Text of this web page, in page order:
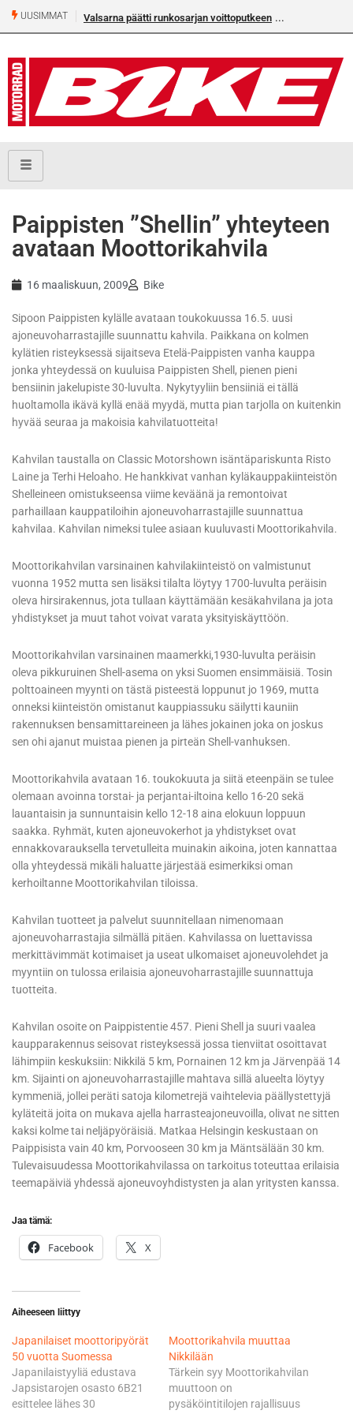
UUSIMMAT Valsarna päätti runkosarjan voittoputkeen
Paippisten ”Shellin” yhteyteen
avataan Moottorikahvila
16 maaliskuun, 2009 Bike
Sipoon Paippisten kylälle avataan toukokuussa 16.5. uusi
ajoneuvoharrastajille suunnattu kahvila. Paikkana on kolmen
kylätien risteyksessä sijaitseva Etelä-Paippisten vanha kauppa
jonka yhteydessä on kuuluisa Paippisten Shell, pienen pieni
bensiinin jakelupiste 30-luvulta. Nykytyyliin bensiiniä ei tällä
huoltamolla ikävä kyllä enää myydä, mutta pian tarjolla on kuitenkin
hyvää seuraa ja makoisia kahvilatuotteita!
Kahvilan taustalla on Classic Motorshown isäntäpariskunta Risto
Laine ja Terhi Heloaho. He hankkivat vanhan kyläkauppakiinteistön
Shelleineen omistukseensa viime keväänä ja remontoivat
parhaillaan kauppatiloihin ajoneuvoharrastajille suunnattua
kahvilaa. Kahvilan nimeksi tulee asiaan kuuluvasti Moottorikahvila.
Moottorikahvilan varsinainen kahvilakiinteistö on valmistunut
vuonna 1952 mutta sen lisäksi tilalta löytyy 1700-luvulta peräisin
oleva hirsirakennus, jota tullaan käyttämään kesäkahvilana ja jota
yhdistykset ja muut tahot voivat varata yksityiskäyttöön.
Moottorikahvilan varsinainen maamerkki,1930-luvulta peräisin
oleva pikkuruinen Shell-asema on yksi Suomen ensimmäisiä. Tosin
polttoaineen myynti on tästä pisteestä loppunut jo 1969, mutta
onneksi kiinteistön omistanut kauppiassuku säilytti kauniin
rakennuksen bensamittareineen ja lähes jokainen joka on joskus
sen ohi ajanut muistaa pienen ja pirteän Shell-vanhuksen.
Moottorikahvila avataan 16. toukokuuta ja siitä eteenpäin se tulee
olemaan avoinna torstai- ja perjantai-iltoina kello 16-20 sekä
lauantaisin ja sunnuntaisin kello 12-18 aina elokuun loppuun
saakka. Ryhmät, kuten ajoneuvokerhot ja yhdistykset ovat
ennakkovarauksella tervetulleita muinakin aikoina, joten kannattaa
olla yhteydessä mikäli haluatte järjestää esimerkiksi oman
kerhoiltanne Moottorikahvilan tiloissa.
Kahvilan tuotteet ja palvelut suunnitellaan nimenomaan
ajoneuvoharrastajia silmällä pitäen. Kahvilassa on luettavissa
merkittävimmät kotimaiset ja useat ulkomaiset ajoneuvolehdet ja
myyntiin on tulossa erilaisia ajoneuvoharrastajille suunnattuja
tuotteita.
Kahvilan osoite on Paippistentie 457. Pieni Shell ja suuri vaalea
kaupparakennus seisovat risteyksessä jossa tienviitat osoittavat
lähimpiin keskuksiin: Nikkilä 5 km, Pornainen 12 km ja Järvenpää 14
km. Sijainti on ajoneuvoharrastajille mahtava sillä alueelta löytyy
kymmeniä, jollei peräti satoja kilometrejä vaihtelevia päällystettyjä
kyläteitä joita on mukava ajella harrasteajoneuvoilla, olivat ne sitten
kaksi kolme tai neljäpyöräisiä. Matkaa Helsingin keskustaan on
Paippisista vain 40 km, Porvooseen 30 km ja Mäntsälään 30 km.
Tulevaisuudessa Moottorikahvilassa on tarkoitus toteuttaa erilaisia
teemapäiviä yhdessä ajoneuvoyhdistysten ja alan yritysten kanssa.
Jaa tämä:
Facebook X
Aiheeseen liittyy
Japanilaiset moottoripyörät
50 vuotta Suomessa
Japanilaistyyliä edustava
Japsistarojen osasto 6B21
esittelee lähes 30
Moottorikahvila muuttaa
Nikkilään
Tärkein syy Moottorikahvilan
muuttoon on
pysäköintitilojen rajallisuus